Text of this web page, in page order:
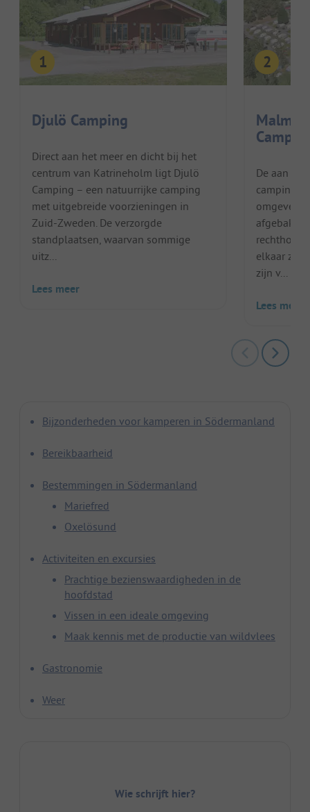
Djulö Camping
Direct aan het meer en dicht bij het
centrum van Katrineholm ligt Djulö
Camping – een natuurrijke camping
met uitgebreide voorzieningen in
Zuid-Zweden. De verzorgde
standplaatsen, waarvan sommige
uitz...
Lees meer
De aan
camping
omgeven
elkaar zijn
zijn v...
Lees meer
Bijzonderheden voor kamperen in Södermanland
Bereikbaarheid
Bestemmingen in Södermanland
Mariefred
Oxelösund
Activiteiten en excursies
Prachtige bezienswaardigheden in de
hoofdstad
Vissen in een ideale omgeving
Maak kennis met de productie van wildvlees
Gastronomie
Weer
Wie schrijft hier?